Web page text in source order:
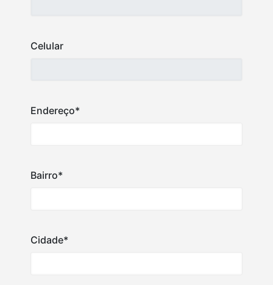
Celular
Endereço*
Bairro*
Cidade*